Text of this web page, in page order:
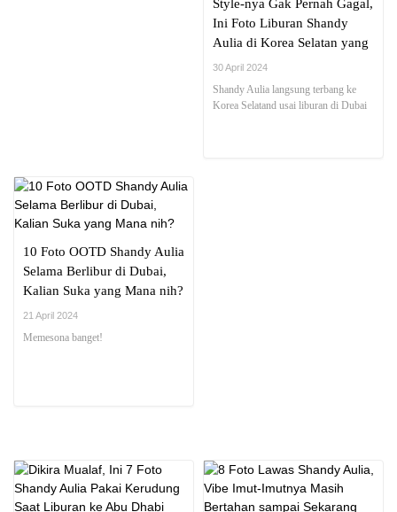
Style-nya Gak Pernah Gagal,
Ini Foto Liburan Shandy
Aulia di Korea Selatan yang
Tuai Pujian
30 April 2024
Shandy Aulia langsung terbang ke
Korea Selatand usai liburan di Dubai
10 Foto OOTD Shandy Aulia
Selama Berlibur di Dubai,
Kalian Suka yang Mana nih?
21 April 2024
Memesona banget!